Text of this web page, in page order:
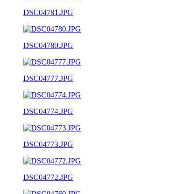
DSC04781.JPG
DSC04780.JPG
DSC04777.JPG
DSC04774.JPG
DSC04773.JPG
DSC04772.JPG